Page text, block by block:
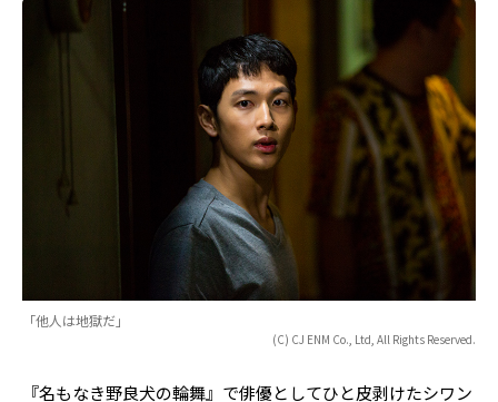
「他人は地獄だ」
(C) CJ ENM Co., Ltd, All Rights Reserved.
『名もなき野良犬の輪舞』で俳優としてひと皮剥けたシワン